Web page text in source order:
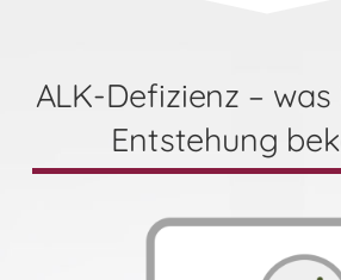
ALK-Defizienz –
Entstehung